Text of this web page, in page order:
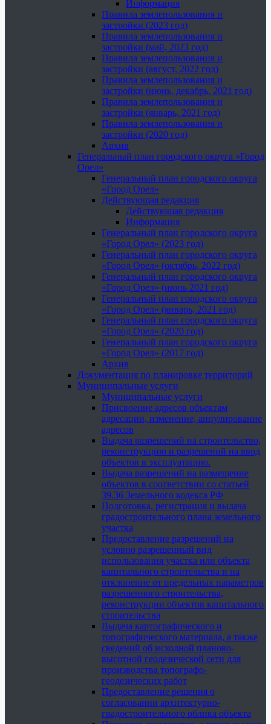
Информация
Правила землепользования и
застройки (2023 год)
Правила землепользования и
застройки (май, 2023 год)
Правила землепользования и
застройки (август, 2022 год)
Правила землепользования и
застройки (июнь, декабрь, 2021 год)
Правила землепользования и
застройки (январь, 2021 год)
Правила землепользования и
застройки (2020 год)
Архив
Генеральный план городского округа «Город
Орел»
Генеральный план городского округа
«Город Орел»
Действующая редакция
Действующая редакция
Информация
Генеральный план городского округа
«Город Орел» (2023 год)
Генеральный план городского округа
«Город Орел» (октябрь, 2022 год)
Генеральный план городского округа
«Город Орел» (июнь 2021 год)
Генеральный план городского округа
«Город Орел» (январь, 2021 год)
Генеральный план городского округа
«Город Орел» (2020 год)
Генеральный план городского округа
«Город Орел» (2017 год)
Архив
Документация по планировке территорий
Муниципальные услуги
Муниципальные услуги
Присвоение адресов объектам
адресации, изменение, аннулирование
адресов
Выдача разрешений на строительство,
реконструкцию и разрешений на ввод
объектов в эксплуатацию.
Выдача разрешений на размещение
объектов в соответствии со статьей
39.36 Земельного кодекса РФ
Подготовка, регистрация и выдача
градостроительного плана земельного
участка
Предоставление разрешений на
условно разрешенный вид
использования участка или объекта
капитального строительства и на
отклонение от предельных параметров
разрешенного строительства,
реконструкции объектов капитального
строительства
Выдача картографического и
топографического материала, а также
сведений об исходной планово-
высотной геодезической сети для
производства топографо-
геодезических работ
Предоставление решения о
согласовании архитектурно-
градостроительного облика объекта